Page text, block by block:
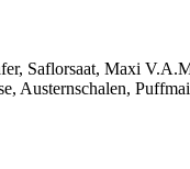
Saflorsaat, Maxi
Austernschalen,